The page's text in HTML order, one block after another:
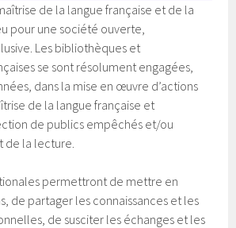
de la langue française et de la
pour une société ouverte,
Les bibliothèques et
se sont résolument engagées,
dans la mise en œuvre d’actions
de la langue française et
de publics empêchés et/ou
de la lecture.
permettront de mettre en
de partager les connaissances et les
de susciter les échanges et les